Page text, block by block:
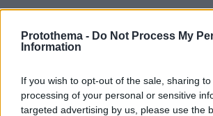
Protothema - Do Not Process My
Information
If you wish to opt-out of the sale, sharing
processing of your personal or sensitive
targeted advertising by us, please use the
29.11.2022, 08:08
ΑΠΑΝΤΗΣΗ